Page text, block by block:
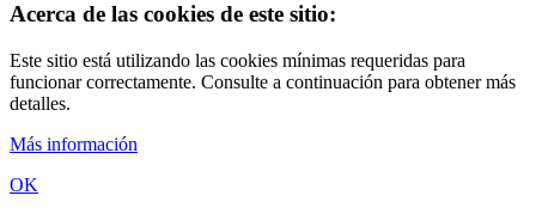
Acerca de las cookies de este sitio:
Este sitio está utilizando las cookies mínimas requeridas para
funcionar correctamente. Consulte a continuación para obtener más
detalles.
Más información
OK